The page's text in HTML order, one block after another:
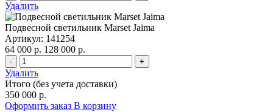
Удалить
Подвесной светильник Marset Jaima
Артикул: 141254
64 000 р. 128 000 р.
- +
Удалить
Итого (без учета доставки)
350 000 р.
Оформить заказ В корзину